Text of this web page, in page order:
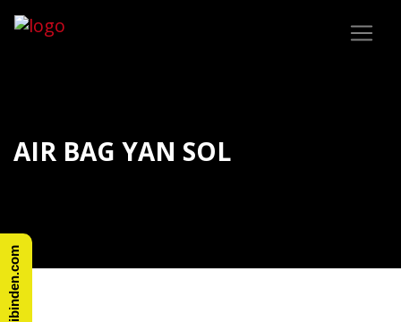
AIR BAG YAN SOL
Sahibinden.com